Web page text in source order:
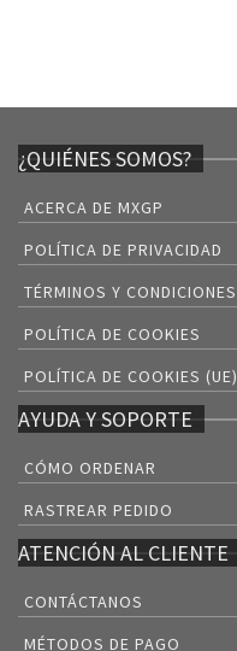
¿QUIÉNES SOMOS?
ACERCA DE MXGP
POLÍTICA DE PRIVACIDAD
TÉRMINOS Y CONDICIONES
POLÍTICA DE COOKIES
POLÍTICA DE COOKIES (UE)
AYUDA Y SOPORTE
CÓMO ORDENAR
RASTREAR PEDIDO
ATENCIÓN AL CLIENTE
CONTÁCTANOS
MÉTODOS DE PAGO